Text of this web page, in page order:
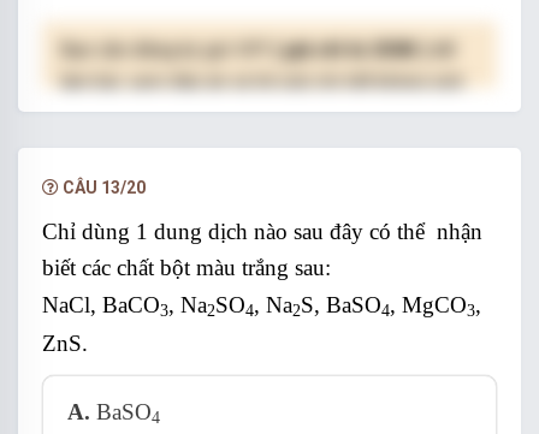
( giá chỉ từ 250K )
hạn.
CÂU 13/20
Chỉ dùng 1 dung dịch nào sau đây có thể nhận
biết các chất bột màu trắng sau:
NaCl, BaCO3, Na2SO4, Na2S, BaSO4, MgCO3,
ZnS.
A. BaSO4